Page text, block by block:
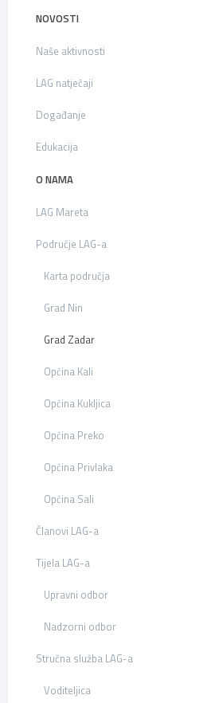
NOVOSTI
Naše aktivnosti
LAG natječaji
Događanje
Edukacija
O NAMA
LAG Mareta
Područje LAG-a
Karta područja
Grad Nin
Grad Zadar
Općina Kali
Općina Kukljica
Općina Preko
Općina Privlaka
Općina Sali
Članovi LAG-a
Tijela LAG-a
Upravni odbor
Nadzorni odbor
Stručna služba LAG-a
Voditeljica